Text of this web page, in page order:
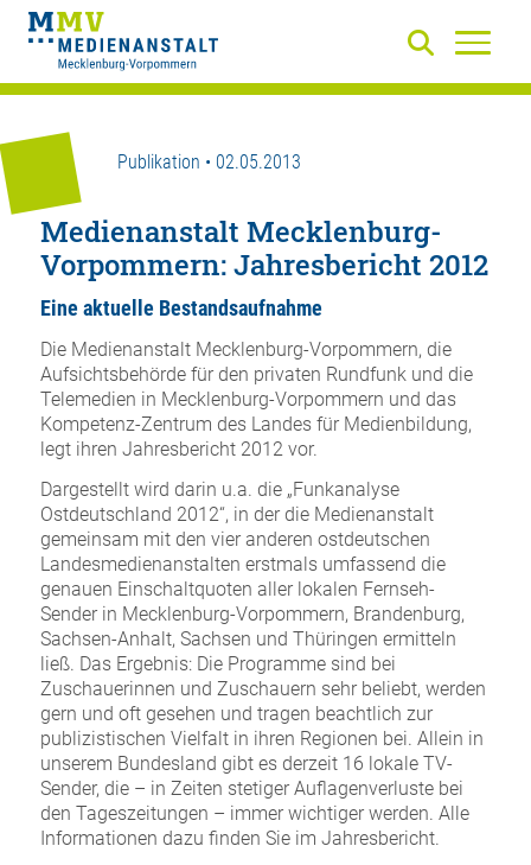
Publikation • 02.05.2013
Medienanstalt Mecklenburg-
Vorpommern: Jahresbericht 2012
Eine aktuelle Bestandsaufnahme
Die Medienanstalt Mecklenburg-Vorpommern, die
Aufsichtsbehörde für den privaten Rundfunk und die
Telemedien in Mecklenburg-Vorpommern und das
Kompetenz-Zentrum des Landes für Medienbildung,
legt ihren Jahresbericht 2012 vor.
Dargestellt wird darin u.a. die „Funkanalyse
Ostdeutschland 2012“, in der die Medienanstalt
gemeinsam mit den vier anderen ostdeutschen
Landesmedienanstalten erstmals umfassend die
genauen Einschaltquoten aller lokalen Fernseh-
Sender in Mecklenburg-Vorpommern, Brandenburg,
Sachsen-Anhalt, Sachsen und Thüringen ermitteln
ließ. Das Ergebnis: Die Programme sind bei
Zuschauerinnen und Zuschauern sehr beliebt, werden
gern und oft gesehen und tragen beachtlich zur
publizistischen Vielfalt in ihren Regionen bei. Allein in
unserem Bundesland gibt es derzeit 16 lokale TV-
Sender, die – in Zeiten stetiger Auflagenverluste bei
den Tageszeitungen – immer wichtiger werden. Alle
Informationen dazu finden Sie im Jahresbericht.